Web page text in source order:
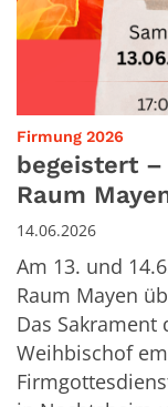
Firmung 2026
begeistert –
Raum
14.06.2026
Am 13. und
Raum Mayen
Das Sakrament
Weihbischof